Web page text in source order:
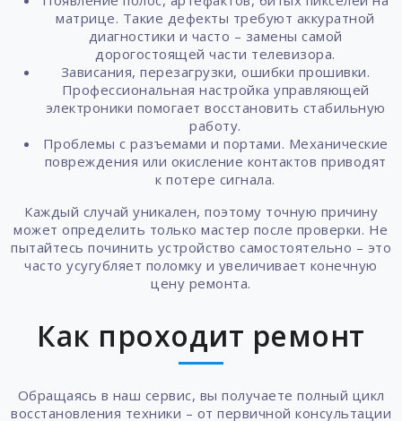
матрице. Такие дефекты требуют аккуратной
диагностики и часто – замены самой
дорогостоящей части телевизора.
Зависания, перезагрузки, ошибки прошивки.
Профессиональная настройка управляющей
электроники помогает восстановить стабильную
работу.
Проблемы с разъемами и портами. Механические
повреждения или окисление контактов приводят
к потере сигнала.
Каждый случай уникален, поэтому точную причину
может определить только мастер после проверки. Не
пытайтесь починить устройство самостоятельно – это
часто усугубляет поломку и увеличивает конечную
цену ремонта.
Как проходит ремонт
Обращаясь в наш сервис, вы получаете полный цикл
восстановления техники – от первичной консультации